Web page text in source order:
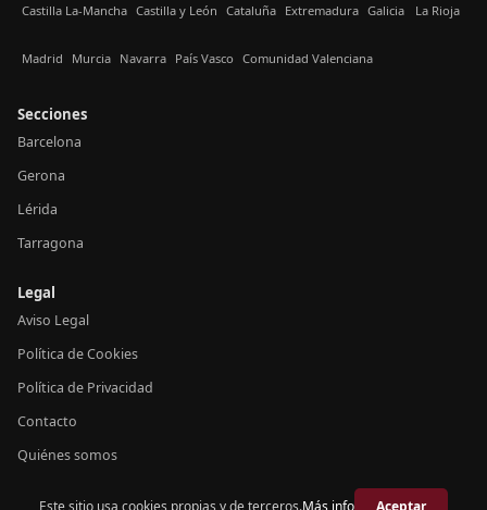
Castilla La-Mancha Castilla y León Cataluña Extremadura Galicia La Rioja
Madrid Murcia Navarra País Vasco Comunidad Valenciana
Secciones
Barcelona
Gerona
Lérida
Tarragona
Legal
Aviso Legal
Política de Cookies
Política de Privacidad
Contacto
Quiénes somos
Este sitio usa cookies propias y de terceros.Más info Aceptar